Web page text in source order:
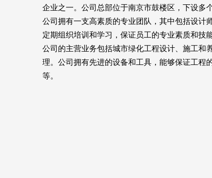
企业之一。公司总部位于南京市鼓楼区，下设多
公司拥有一支高素质的专业团队，其中包括设计
定期组织培训和学习，保证员工的专业素质和技
公司的主营业务包括城市绿化工程设计、施工和
理。公司拥有先进的设备和工具，能够保证工程
等。